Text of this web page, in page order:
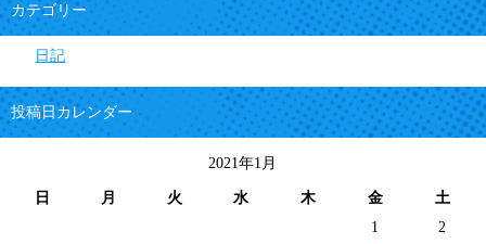
カテゴリー
日記
投稿日カレンダー
2021年1月
日 月 火 水 木 金 土
1
2